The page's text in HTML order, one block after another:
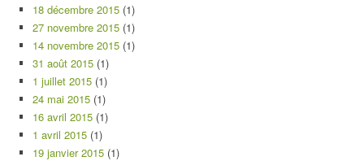
18 décembre 2015 (1)
27 novembre 2015 (1)
14 novembre 2015 (1)
31 août 2015 (1)
1 juillet 2015 (1)
24 mai 2015 (1)
16 avril 2015 (1)
1 avril 2015 (1)
19 janvier 2015 (1)